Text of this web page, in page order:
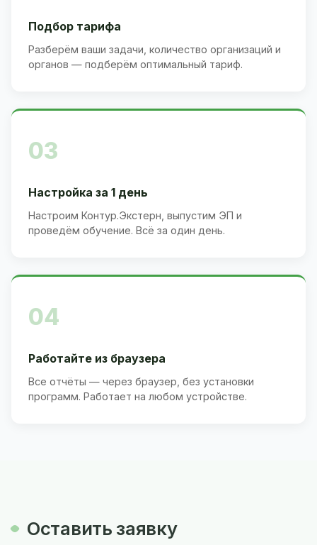
Подбор тарифа
Разберём ваши задачи, количество организаций и
органов — подберём оптимальный тариф.
03
Настройка за 1 день
Настроим Контур.Экстерн, выпустим ЭП и
проведём обучение. Всё за один день.
04
Работайте из браузера
Все отчёты — через браузер, без установки
программ. Работает на любом устройстве.
Оставить заявку